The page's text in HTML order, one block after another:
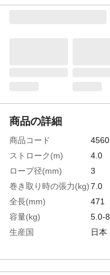
商品の詳細
商品コード
ストローク(m)
4.0
ロープ径(mm)
3
巻き取り時の張力(kg)7.0
全長(mm)
471
容量(kg)
5.0-
生産国
日本
材質1
本体